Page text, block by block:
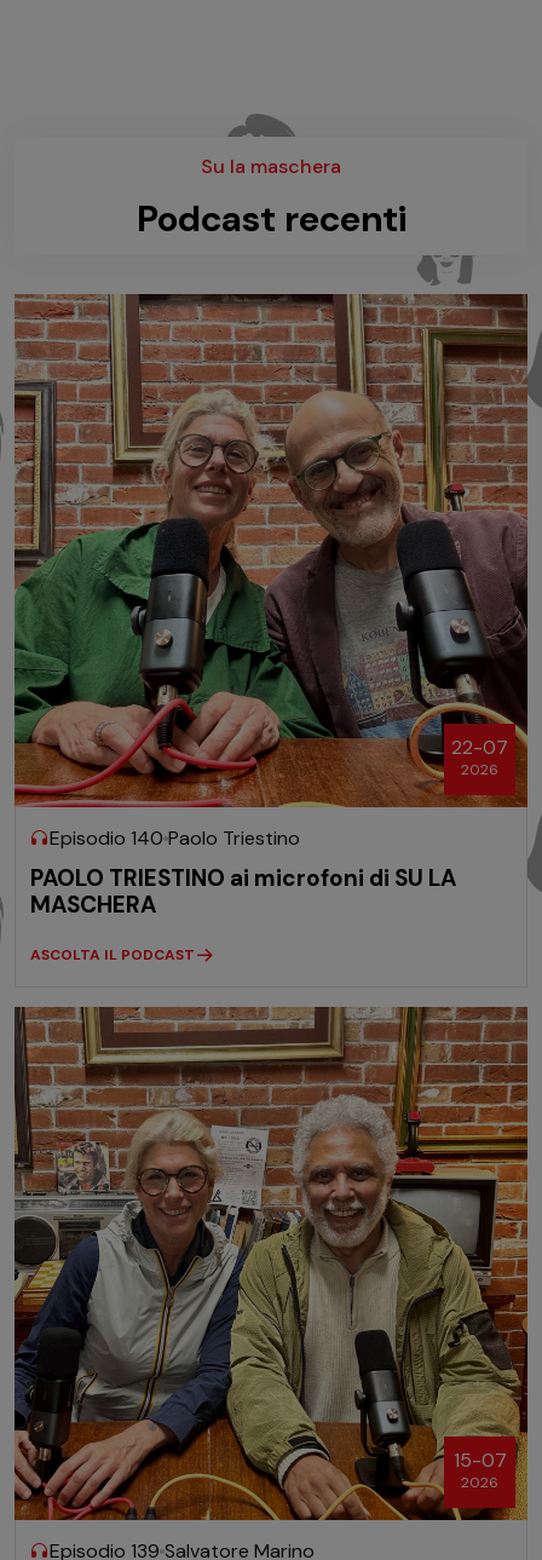
Su la maschera
Podcast recenti
22-07
2026
Episodio 140 Paolo Triestino
PAOLO TRIESTINO ai microfoni di SU LA
MASCHERA
ASCOLTA IL PODCAST
15-07
2026
Episodio 139 Salvatore Marino